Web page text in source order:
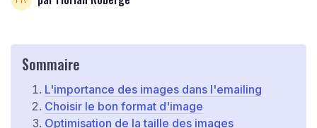
Sommaire
L'importance des images dans l'emailing
Choisir le bon format d'image
Optimisation de la taille des images